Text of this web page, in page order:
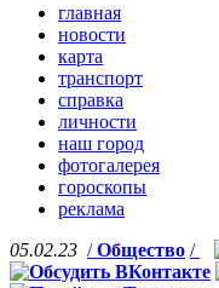
главная
новости
карта
транспорт
справка
личности
наш город
фотогалерея
гороскопы
реклама
05.02.23 /Общество /